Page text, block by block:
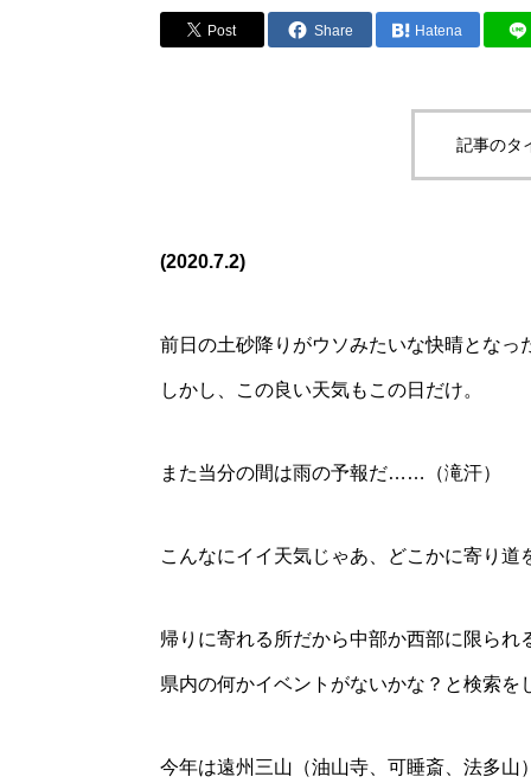
Post Share Hatena
記事のタ
(2020.7.2)
前日の土砂降りがウソみたいな快晴となっ
しかし、この良い天気もこの日だけ。
また当分の間は雨の予報だ……（滝汗）
こんなにイイ天気じゃあ、どこかに寄り
帰りに寄れる所だから中部か西部に限られ
県内の何かイベントがないかな？と検索を
今年は遠州三山（油山寺、可睡斎、法多山